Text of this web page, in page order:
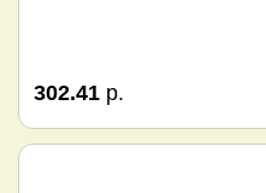
302.41 р.